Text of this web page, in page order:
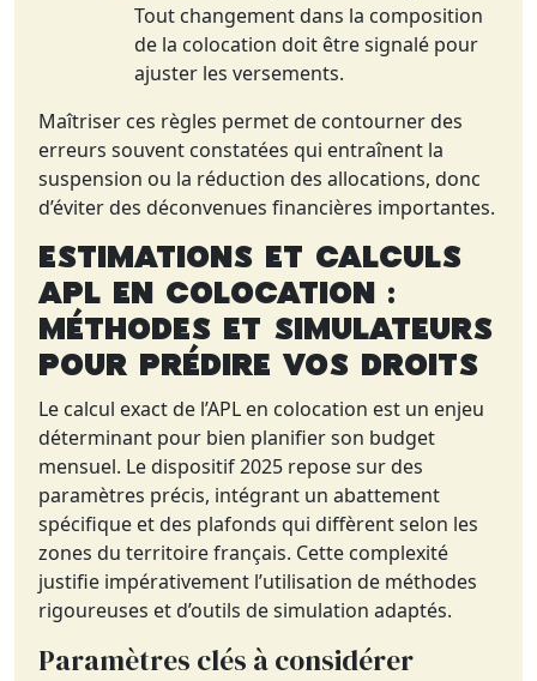
Tout changement dans la composition
de la colocation doit être signalé pour
ajuster les versements.
Maîtriser ces règles permet de contourner des
erreurs souvent constatées qui entraînent la
suspension ou la réduction des allocations, donc
d’éviter des déconvenues financières importantes.
Estimations et Calculs
APL en Colocation :
Méthodes et Simulateurs
pour Prédire Vos Droits
Le calcul exact de l’APL en colocation est un enjeu
déterminant pour bien planifier son budget
mensuel. Le dispositif 2025 repose sur des
paramètres précis, intégrant un abattement
spécifique et des plafonds qui diffèrent selon les
zones du territoire français. Cette complexité
justifie impérativement l’utilisation de méthodes
rigoureuses et d’outils de simulation adaptés.
Paramètres clés à considérer